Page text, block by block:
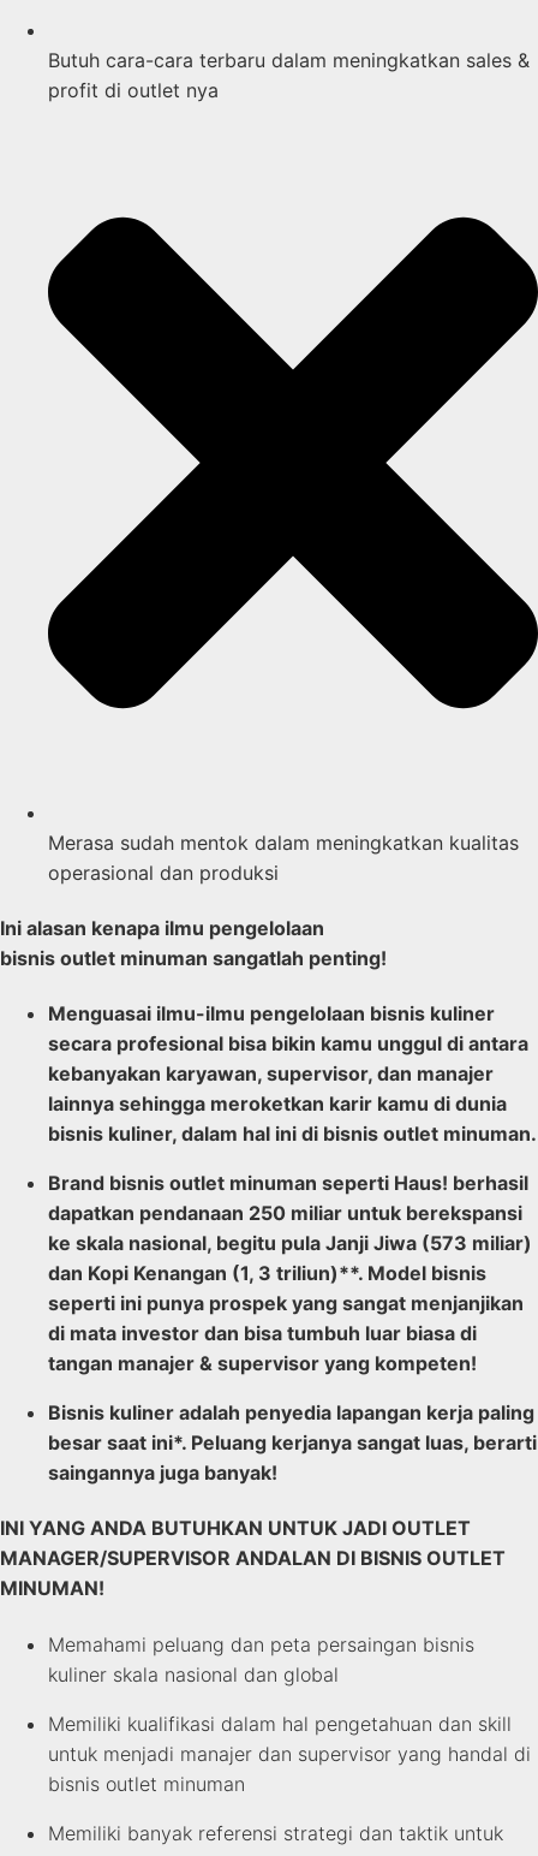
Butuh cara-cara terbaru dalam meningkatkan sales &
profit di outlet nya
Merasa sudah mentok dalam meningkatkan kualitas
operasional dan produksi
Ini alasan kenapa ilmu pengelolaan
bisnis outlet minuman sangatlah penting!
Menguasai ilmu-ilmu pengelolaan bisnis kuliner
secara profesional bisa bikin kamu unggul di antara
kebanyakan karyawan, supervisor, dan manajer
lainnya sehingga meroketkan karir kamu di dunia
bisnis kuliner, dalam hal ini di bisnis outlet minuman.
Brand bisnis outlet minuman seperti Haus! berhasil
dapatkan pendanaan 250 miliar untuk berekspansi
ke skala nasional, begitu pula Janji Jiwa (573 miliar)
dan Kopi Kenangan (1, 3 triliun)**. Model bisnis
seperti ini punya prospek yang sangat menjanjikan
di mata investor dan bisa tumbuh luar biasa di
tangan manajer & supervisor yang kompeten!
Bisnis kuliner adalah penyedia lapangan kerja paling
besar saat ini*. Peluang kerjanya sangat luas, berarti
saingannya juga banyak!
INI YANG ANDA BUTUHKAN UNTUK JADI OUTLET
MANAGER/SUPERVISOR ANDALAN DI BISNIS OUTLET
MINUMAN!
Memahami peluang dan peta persaingan bisnis
kuliner skala nasional dan global
Memiliki kualifikasi dalam hal pengetahuan dan skill
untuk menjadi manajer dan supervisor yang handal di
bisnis outlet minuman
Memiliki banyak referensi strategi dan taktik untuk